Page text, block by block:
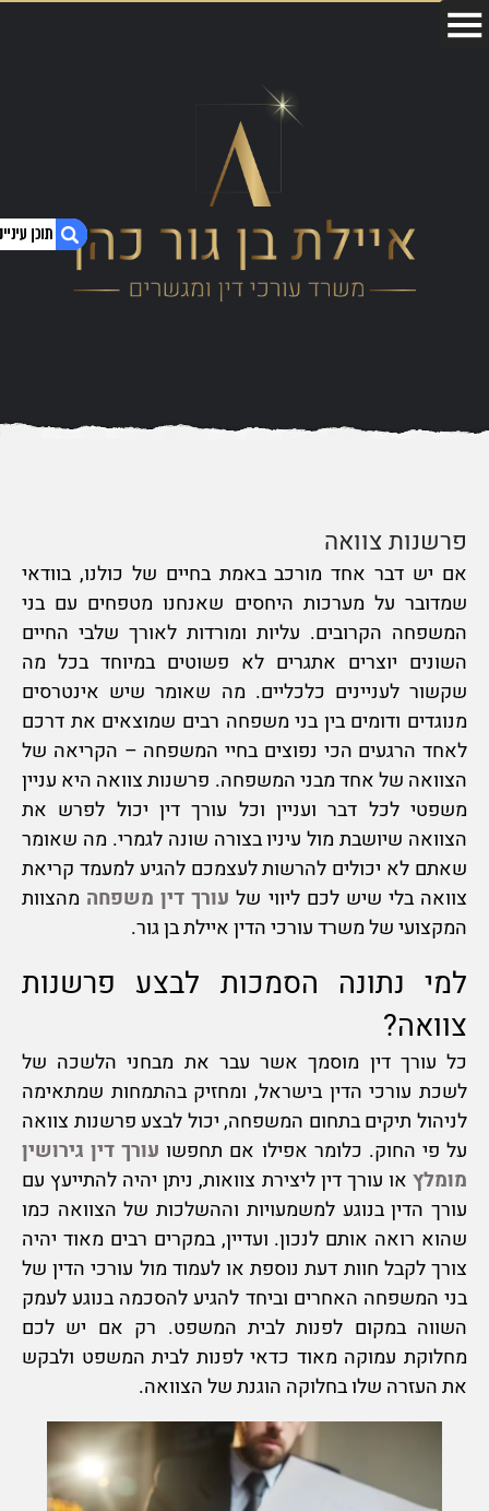
פרשנות צוואה
אם יש דבר אחד מורכב באמת בחיים של כולנו, בוודאי
שמדובר על מערכות היחסים שאנחנו מטפחים עם בני
המשפחה הקרובים. עליות ומורדות לאורך שלבי החיים
השונים יוצרים אתגרים לא פשוטים במיוחד בכל מה
שקשור לעניינים כלכליים. מה שאומר שיש אינטרסים
מנוגדים ודומים בין בני משפחה רבים שמוצאים את דרכם
לאחד הרגעים הכי נפוצים בחיי המשפחה – הקריאה של
הצוואה של אחד מבני המשפחה. פרשנות צוואה היא עניין
משפטי לכל דבר ועניין וכל עורך דין יכול לפרש את
הצוואה שיושבת מול עיניו בצורה שונה לגמרי. מה שאומר
שאתם לא יכולים להרשות לעצמכם להגיע למעמד קריאת
צוואה בלי שיש לכם ליווי של עורך דין משפחה מהצוות
המקצועי של משרד עורכי הדין איילת בן גור.
למי נתונה הסמכות לבצע פרשנות
צוואה?
כל עורך דין מוסמך אשר עבר את מבחני הלשכה של
לשכת עורכי הדין בישראל, ומחזיק בהתמחות שמתאימה
לניהול תיקים בתחום המשפחה, יכול לבצע פרשנות צוואה
על פי החוק. כלומר אפילו אם תחפשו עורך דין גירושין
מומלץ או עורך דין ליצירת צוואות, ניתן יהיה להתייעץ עם
עורך הדין בנוגע למשמעויות וההשלכות של הצוואה כמו
שהוא רואה אותם לנכון. ועדיין, במקרים רבים מאוד יהיה
צורך לקבל חוות דעת נוספת או לעמוד מול עורכי הדין של
בני המשפחה האחרים וביחד להגיע להסכמה בנוגע לעמק
השווה במקום לפנות לבית המשפט. רק אם יש לכם
מחלוקת עמוקה מאוד כדאי לפנות לבית המשפט ולבקש
את העזרה שלו בחלוקה הוגנת של הצוואה.